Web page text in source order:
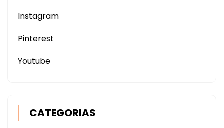
Instagram
Pinterest
Youtube
CATEGORIAS